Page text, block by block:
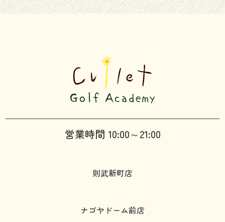
営業時間 10:00～21:00
則武新町店
ナゴヤドーム前店